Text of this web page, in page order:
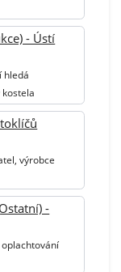
- Ústí
hledá
výrobce
-